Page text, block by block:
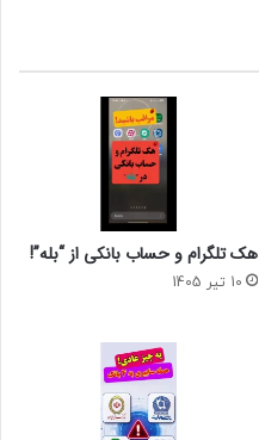
هک تلگرام و حساب بانکی از “بله”!
10 تیر 1405